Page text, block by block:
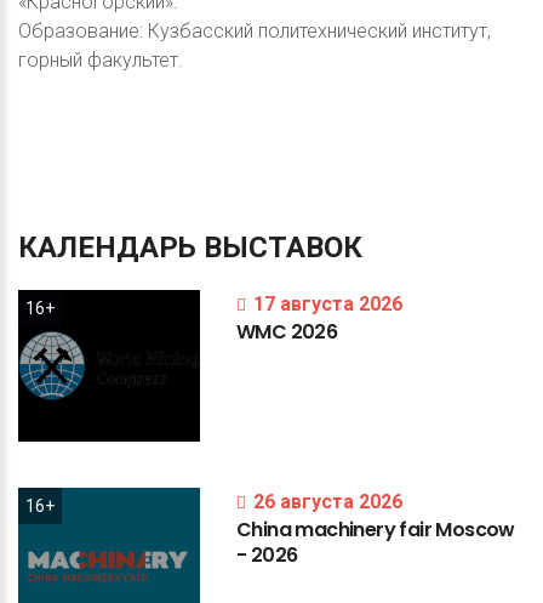
Образование: Кузбасский политехнический институт,
горный факультет.
КАЛЕНДАРЬ ВЫСТАВОК
16+ 17 августа 2026
WMC 2026
16+ 26 августа 2026
ChinamachineryfairMoscow
- 2026